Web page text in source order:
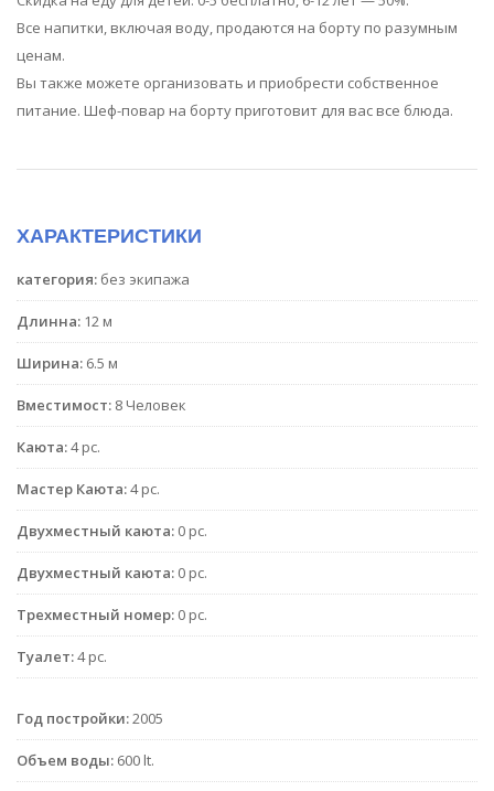
Все напитки, включая воду, продаются на борту по разумным
ценам.
Вы также можете организовать и приобрести собственное
питание. Шеф-повар на борту приготовит для вас все блюда.
ХАРАКТЕРИСТИКИ
категория: без экипажа
Длинна: 12 м
Ширина: 6.5 м
Вместимост: 8 Человек
Каюта:4 pc.
Мастер Каюта:4 pc.
Двухместный каюта: 0 pc.
Двухместный каюта: 0 pc.
Трехместный номер: 0 pc.
Туалет:4 pc.
Год постройки:2005
Объем воды: 600 lt.